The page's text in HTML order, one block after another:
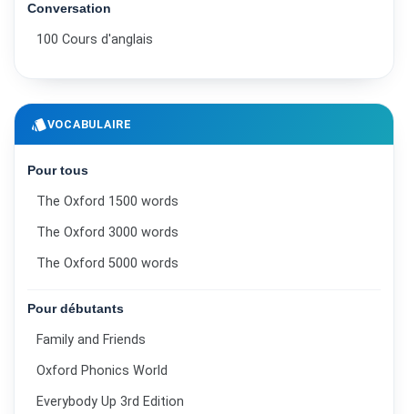
Conversation
100 Cours d'anglais
styleVOCABULAIRE
Pour tous
The Oxford 1500 words
The Oxford 3000 words
The Oxford 5000 words
Pour débutants
Family and Friends
Oxford Phonics World
Everybody Up 3rd Edition